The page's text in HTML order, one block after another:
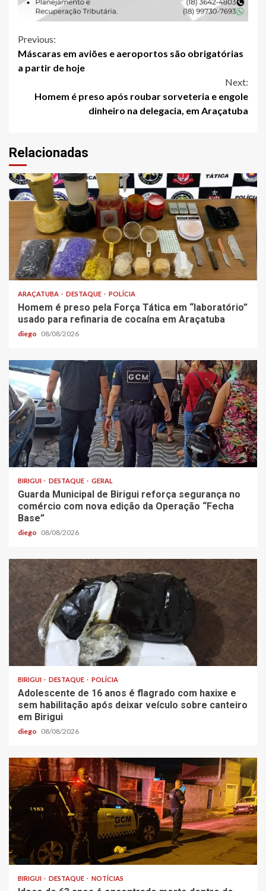
Continue
Reading
Previous:
Máscaras em aviões e aeroportos são obrigatórias
a partir de hoje
Next:
Homem é preso após roubar sorveteria e engole
dinheiro na delegacia, em Araçatuba
Relacionadas
ARAÇATUBA DESTAQUE POLÍCIA
Homem é preso pela Força Tática em “laboratório”
usado para refinaria de cocaína em Araçatuba
diego 08/08/2026
BIRIGUI DESTAQUE GERAL
Guarda Municipal de Birigui reforça segurança no
comércio com nova edição da Operação “Fecha
Base”
diego 08/08/2026
BIRIGUI DESTAQUE POLÍCIA
Adolescente de 16 anos é flagrado com haxixe e
sem habilitação após deixar veículo sobre canteiro
em Birigui
diego 08/08/2026
BIRIGUI DESTAQUE NOTÍCIAS